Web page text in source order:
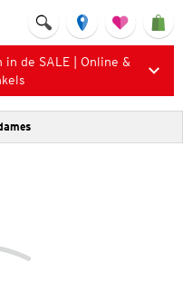
de SALE | Online &